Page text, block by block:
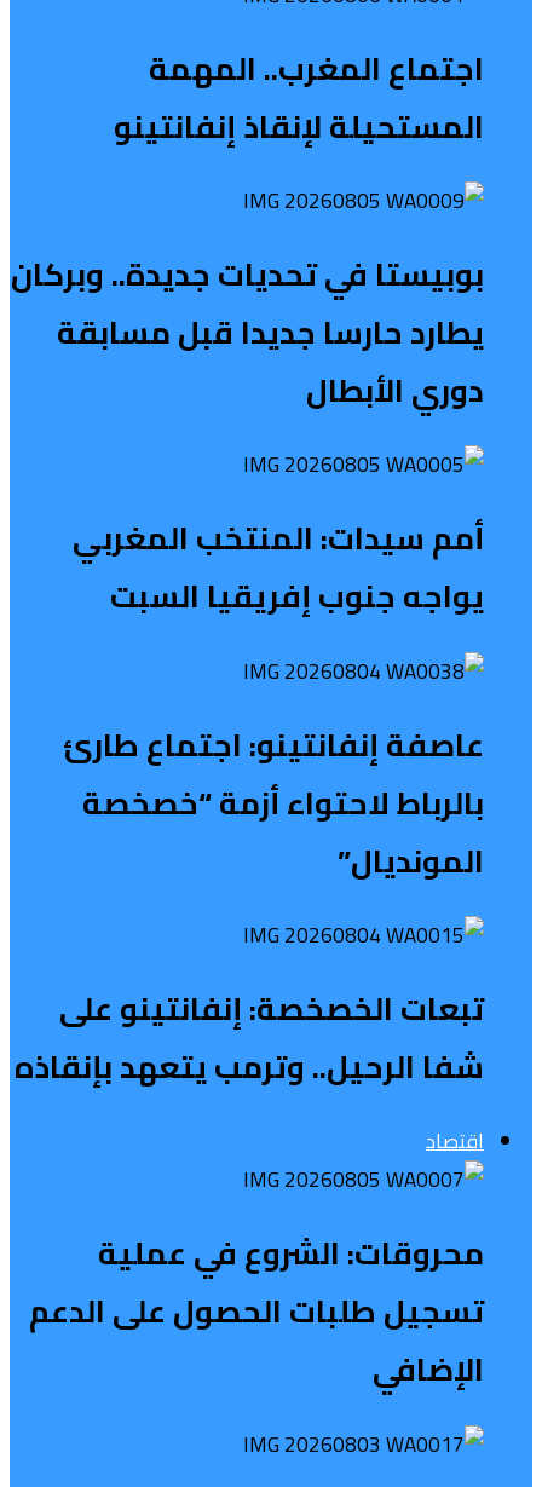
اجتماع المغرب.. المهمة
المستحيلة لإنقاذ إنفانتينو
بوبيستا في تحديات جديدة.. وبركان
يطارد حارسا جديدا قبل مسابقة
دوري الأبطال
أمم سيدات: المنتخب المغربي
يواجه جنوب إفريقيا السبت
عاصفة إنفانتينو: اجتماع طارئ
بالرباط لاحتواء أزمة “خصخصة
المونديال”
تبعات الخصخصة: إنفانتينو على
شفا الرحيل.. وترمب يتعهد بإنقاذه
اقتصاد
محروقات: الشروع في عملية
تسجيل طلبات الحصول على الدعم
الإضافي